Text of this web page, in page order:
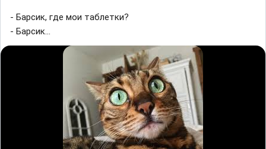
- Барсик, где мои таблетки?
- Барсик...